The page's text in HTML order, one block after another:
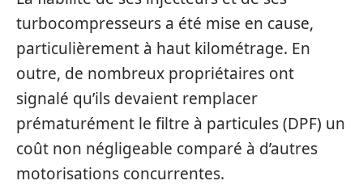
turbocompresseurs a été mise en cause,
particulièrement à haut kilométrage. En
outre, de nombreux propriétaires ont
signalé qu’ils devaient remplacer
prématurément le filtre à particules (DPF) un
coût non négligeable comparé à d’autres
motorisations concurrentes.